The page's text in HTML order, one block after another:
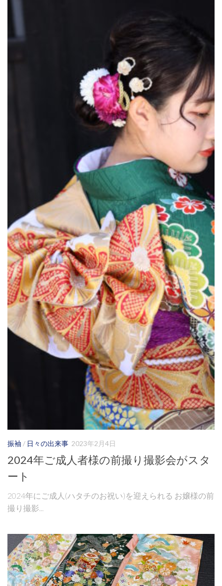
振袖 / 日々の出来事 2023年2月4日
2024年ご成人者様の前撮り撮影会がスタ
ート
2024年にご成人(ハタチのお祝い)を迎えられる お嬢様の前
撮り撮影...